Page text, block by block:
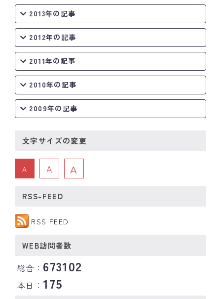
2013年の記事
2012年の記事
2011年の記事
2010年の記事
2009年の記事
文字サイズの変更
A A A
RSS-FEED
RSS FEED
WEB訪問者数
総合： 673102
本日：175